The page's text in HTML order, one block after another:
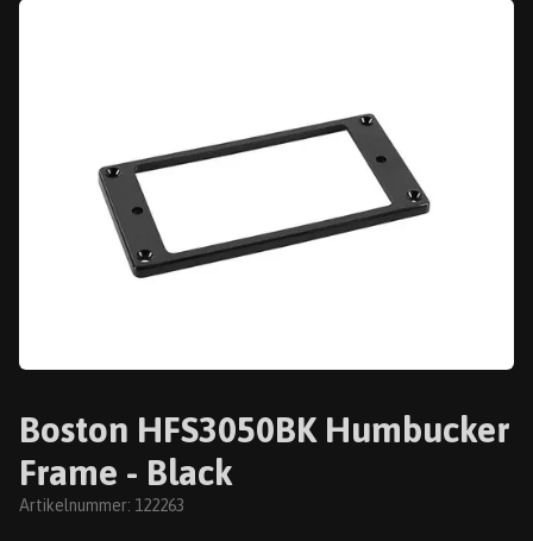
Boston HFS3050BK Humbucker
Frame - Black
Artikelnummer: 122263